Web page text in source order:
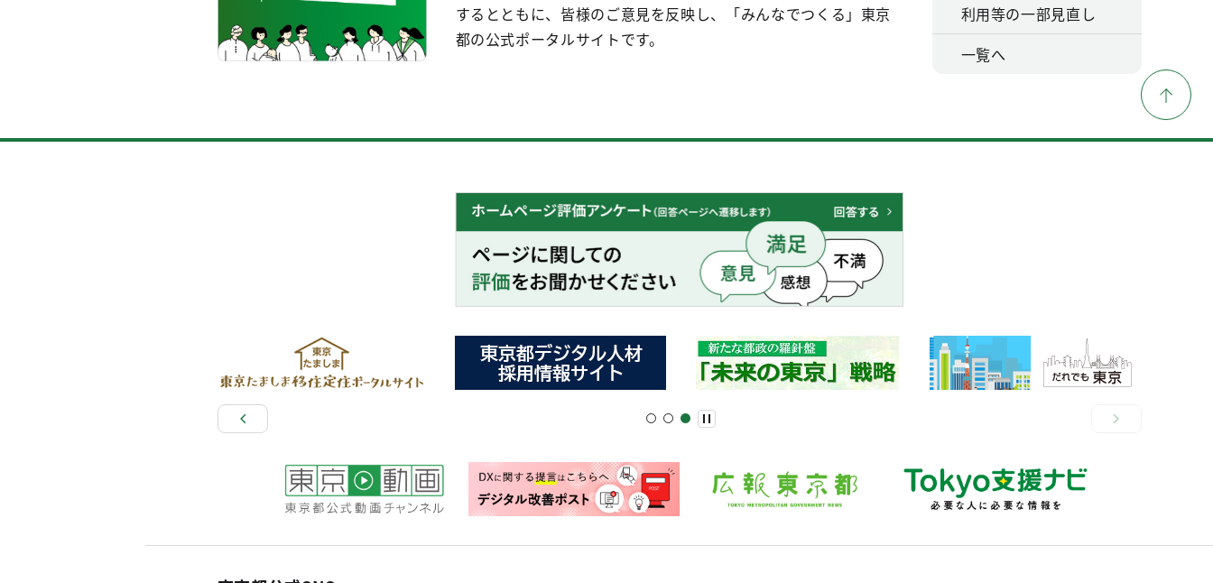
するとともに、皆様のご意見を反映し、「みんなでつくる」東京
都の公式ポータルサイトです。
利用等の一部見直し
一覧へ